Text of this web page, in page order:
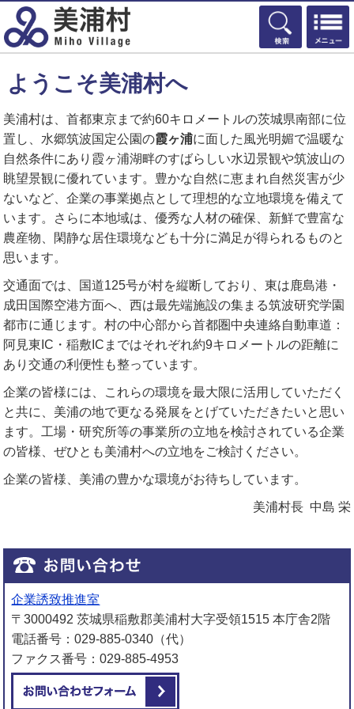
検索
ようこそ美浦村へ
美浦村は、首都東京まで約60キロメートルの茨城県南部に位
置し、水郷筑波国定公園の霞ヶ浦に面した風光明媚で温暖な
自然条件にあり霞ヶ浦湖畔のすばらしい水辺景観や筑波山の
眺望景観に優れています。豊かな自然に恵まれ自然災害が少
ないなど、企業の事業拠点として理想的な立地環境を備えて
います。さらに本地域は、優秀な人材の確保、新鮮で豊富な
農産物、閑静な居住環境なども十分に満足が得られるものと
思います。
交通面では、国道125号が村を縦断しており、東は鹿島港・
成田国際空港方面へ、西は最先端施設の集まる筑波研究学園
都市に通じます。村の中心部から首都圏中央連絡自動車道：
阿見東IC・稲敷ICまではそれぞれ約9キロメートルの距離に
あり交通の利便性も整っています。
企業の皆様には、これらの環境を最大限に活用していただく
と共に、美浦の地で更なる発展をとげていただきたいと思い
ます。工場・研究所等の事業所の立地を検討されている企業
の皆様、ぜひとも美浦村への立地をご検討ください。
企業の皆様、美浦の豊かな環境がお待ちしています。
美浦村長 中島 栄
企業誘致推進室
〒3000492 茨城県稲敷郡美浦村大字受領1515 本庁舎2階
電話番号：029-885-0340（代）
ファクス番号：029-885-4953